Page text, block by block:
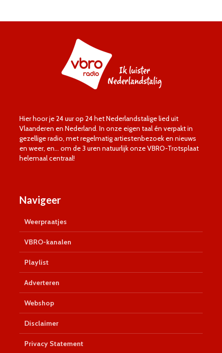
Hier hoor je 24 uur op 24 het Nederlandstalige lied uit
Vlaanderen en Nederland. In onze eigen taal én verpakt in
gezellige radio, met regelmatig artiestenbezoek en nieuws
en weer, en… om de 3 uren natuurlijk onze VBRO-Trotsplaat
helemaal centraal!
Navigeer
Weerpraatjes
VBRO-kanalen
Playlist
Adverteren
Webshop
Disclaimer
Privacy Statement